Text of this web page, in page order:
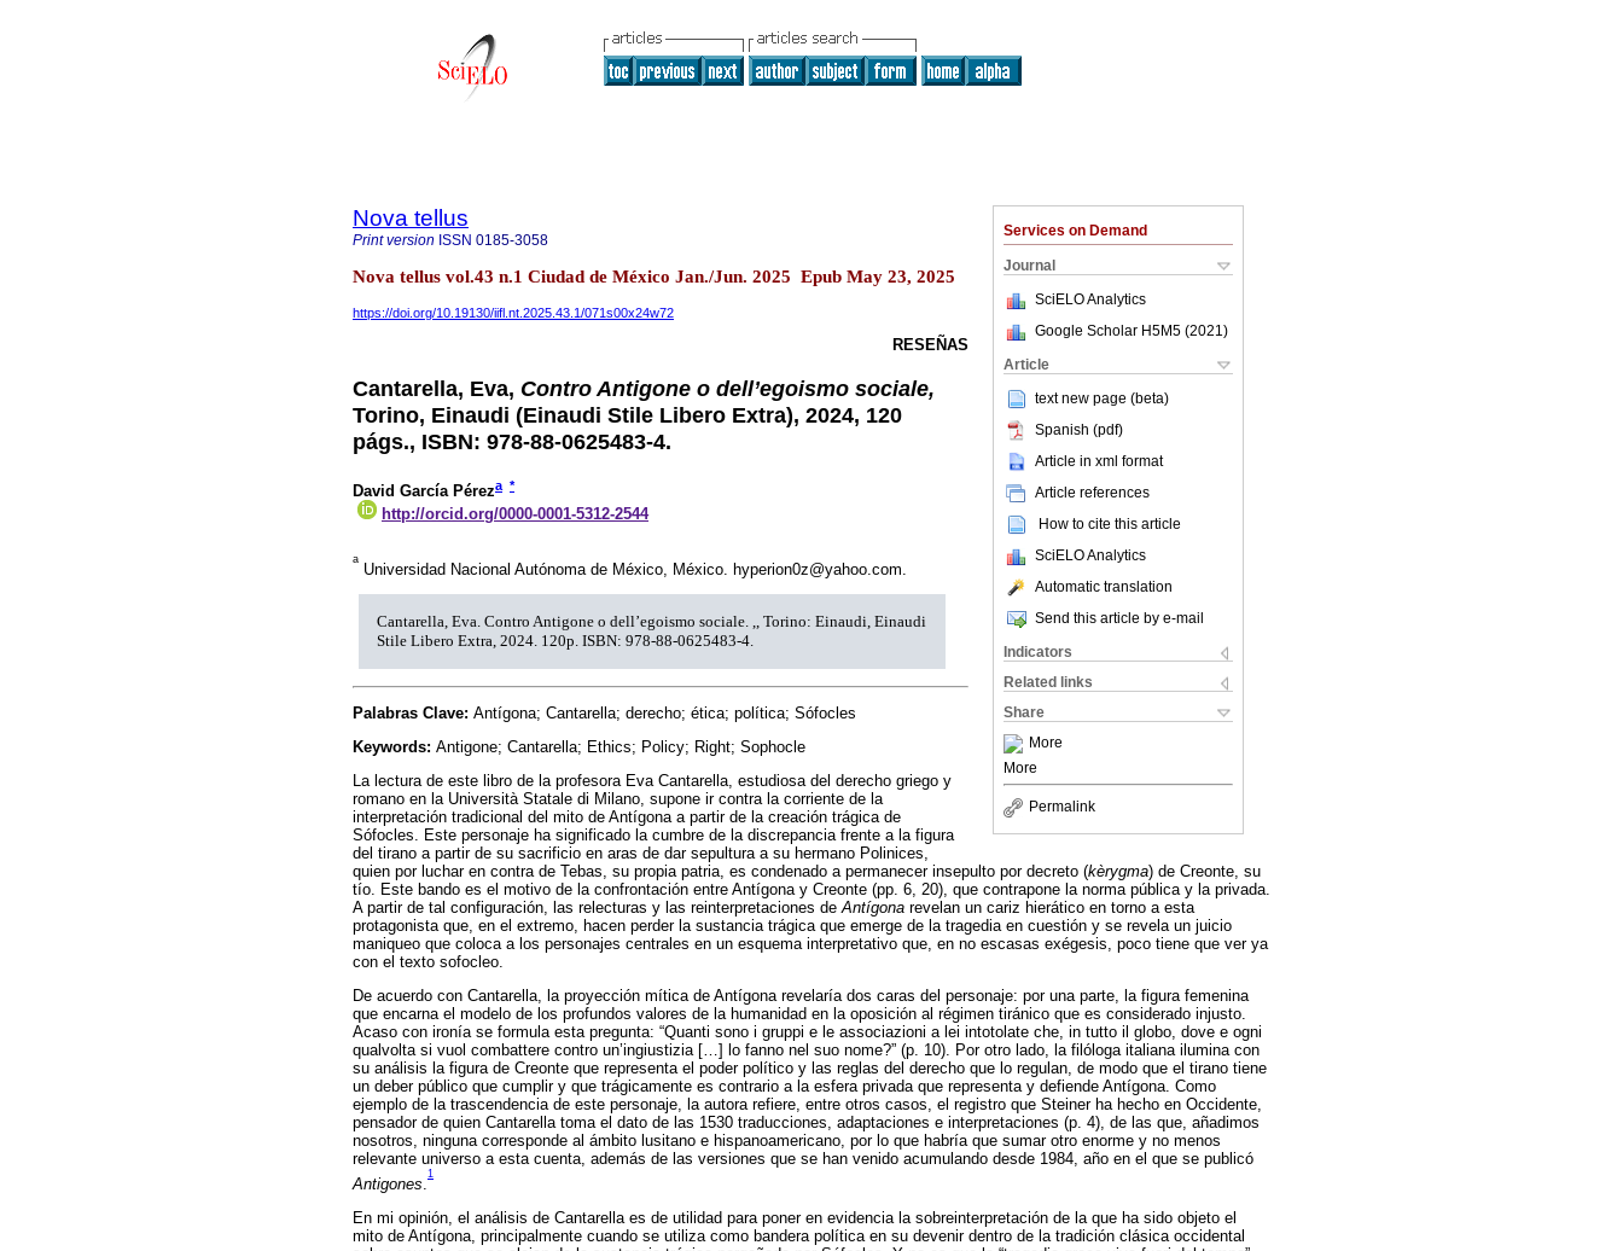
Services on Demand
Journal
SciELO Analytics
Google Scholar H5M5 (2021 )
Article
text new page (beta)
Spanish (pdf)
Article in xml format
Article references
How to cite this article
SciELO Analytics
Automatic translation
Send this article by e-mail
Indicators
Related links
Share
More
More
Permalink
Nova tellus
Print version ISSN 0185-3058
Nova tellus vol.43 n.1 Ciudad de México Jan./Jun. 2025 Epub May 23, 2025
https://doi.org/10.19130/iifl.nt.2025.43.1/071s00x24w72
RESEÑAS
Cantarella, Eva, Contro Antigone o dell’egoismo sociale,
Torino, Einaudi (Einaudi Stile Libero Extra), 2024, 120
págs., ISBN: 978-88-0625483-4.
David García Péreza *
http://orcid.org/0000-0001-5312-2544
a
Universidad Nacional Autónoma de México, México. hyperion0z@yahoo.com.
Cantarella, Eva. Contro Antigone o dell’egoismo sociale. ,, Torino: Einaudi, Einaudi
Stile Libero Extra, 2024. 120p. ISBN: 978-88-0625483-4.
Palabras Clave: Antígona; Cantarella; derecho; ética; política; Sófocles
Keywords: Antigone; Cantarella; Ethics; Policy; Right; Sophocle
La lectura de este libro de la profesora Eva Cantarella, estudiosa del derecho griego y
romano en la Università Statale di Milano, supone ir contra la corriente de la
interpretación tradicional del mito de Antígona a partir de la creación trágica de
Sófocles. Este personaje ha significado la cumbre de la discrepancia frente a la figura
del tirano a partir de su sacrificio en aras de dar sepultura a su hermano Polinices,
quien por luchar en contra de Tebas, su propia patria, es condenado a permanecer insepulto por decreto (kèrygma) de Creonte, su
tío. Este bando es el motivo de la confrontación entre Antígona y Creonte (pp. 6, 20), que contrapone la norma pública y la privada.
A partir de tal configuración, las relecturas y las reinterpretaciones deAntígona revelan un cariz hierático en torno a esta
protagonista que, en el extremo, hacen perder la sustancia trágica que emerge de la tragedia en cuestión y se revela un juicio
maniqueo que coloca a los personajes centrales en un esquema interpretativo que, en no escasas exégesis, poco tiene que ver ya
con el texto sofocleo.
De acuerdo con Cantarella, la proyección mítica de Antígona revelaría dos caras del personaje: por una parte, la figura femenina
que encarna el modelo de los profundos valores de la humanidad en la oposición al régimen tiránico que es considerado injusto.
Acaso con ironía se formula esta pregunta: “Quanti sono i gruppi e le associazioni a lei intotolate che, in tutto il globo, dove e ogni
qualvolta si vuol combattere contro un’ingiustizia […] lo fanno nel suo nome?” (p. 10). Por otro lado, la filóloga italiana ilumina con
su análisis la figura de Creonte que representa el poder político y las reglas del derecho que lo regulan, de modo que el tirano tiene
un deber público que cumplir y que trágicamente es contrario a la esfera privada que representa y defiende Antígona. Como
ejemplo de la trascendencia de este personaje, la autora refiere, entre otros casos, el registro que Steiner ha hecho en Occidente,
pensador de quien Cantarella toma el dato de las 1530 traducciones, adaptaciones e interpretaciones (p. 4), de las que, añadimos
nosotros, ninguna corresponde al ámbito lusitano e hispanoamericano, por lo que habría que sumar otro enorme y no menos
relevante universo a esta cuenta, además de las versiones que se han venido acumulando desde 1984, año en el que se publicó
Antigones.
1
En mi opinión, el análisis de Cantarella es de utilidad para poner en evidencia la sobreinterpretación de la que ha sido objeto el
mito de Antígona, principalmente cuando se utiliza como bandera política en su devenir dentro de la tradición clásica occidental